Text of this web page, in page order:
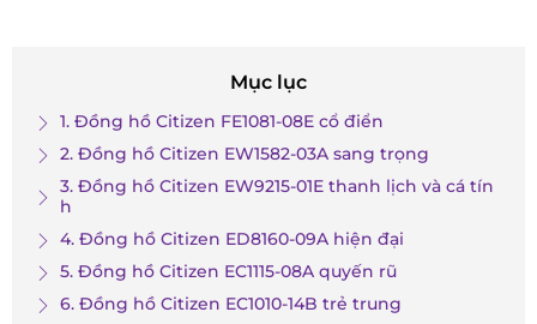
Mục lục
1. Đồng hồ Citizen FE1081-08E cổ điển
2. Đồng hồ Citizen EW1582-03A sang trọng
3. Đồng hồ Citizen EW9215-01E thanh lịch và cá tín
h
4. Đồng hồ Citizen ED8160-09A hiện đại
5. Đồng hồ Citizen EC1115-08A quyến rũ
6. Đồng hồ Citizen EC1010-14B trẻ trung